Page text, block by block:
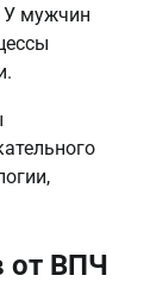
У мужчин
от ВПЧ